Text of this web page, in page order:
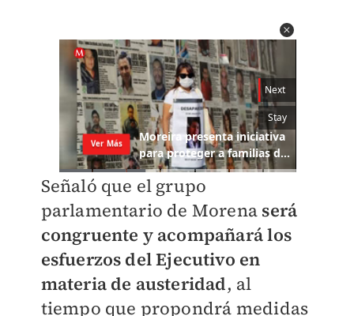
Señaló que el grupo
parlamentario de Morena será
congruente y acompañará los
esfuerzos del Ejecutivo en
materia de austeridad, al
tiempo que propondrá medidas